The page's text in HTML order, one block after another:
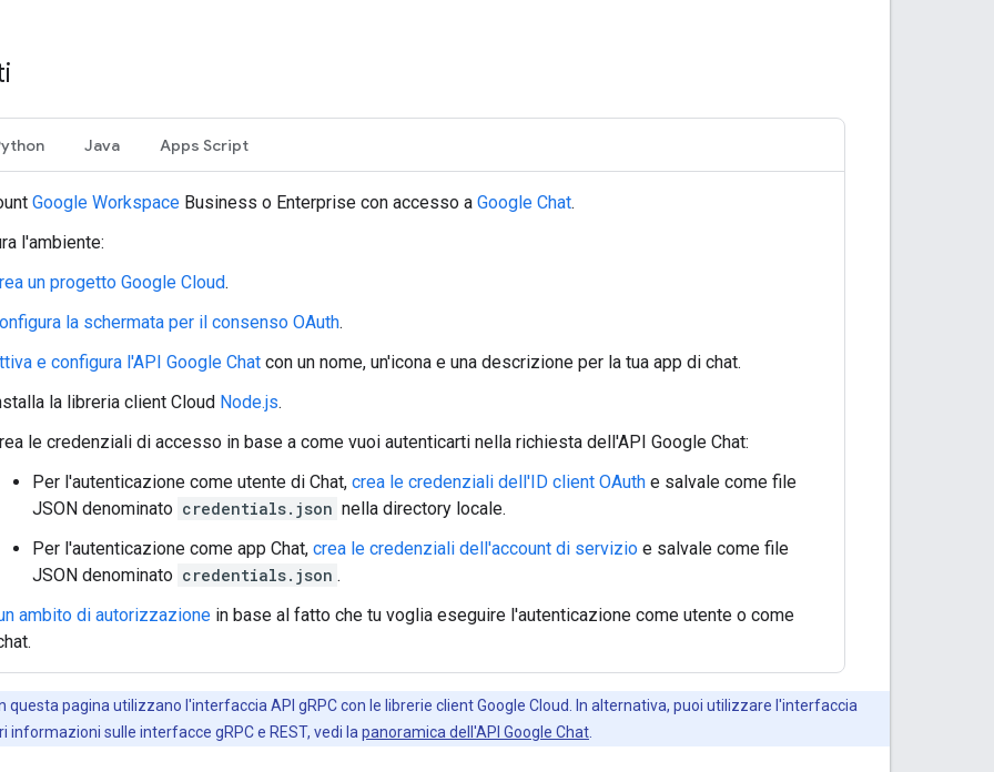
Java Apps Script
Google Workspace Business o Enterprise con accesso a Google Chat.
l'ambiente:
un progetto Google Cloud.
la schermata per il consenso OAuth.
e configura l'API Google Chat con un nome, un'icona e una descrizione per la tua app di chat.
la libreria client Cloud Node.js.
le credenziali di accesso in base a come vuoi autenticarti nella richiesta dell'API Google Chat:
Per l'autenticazione come utente di Chat, crea le credenziali dell'ID client OAuth e salvale come file
JSON denominato credentials.json nella directory locale.
Per l'autenticazione come app Chat, crea le credenziali dell'account di servizio e salvale come file
JSON denominato credentials.json .
ambito di autorizzazione in base al fatto che tu voglia eseguire l'autenticazione come utente o come
questa pagina utilizzano l'interfaccia API gRPC con le librerie client Google Cloud. In alternativa, puoi utilizzare l'interfaccia
informazioni sulle interfacce gRPC e REST, vedi la panoramica dell'API Google Chat